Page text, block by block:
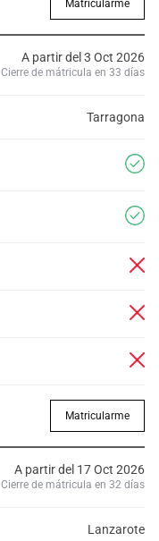
Matricularme
A partir del 3 Oct 2026
Cierre de mátricula en 33 días
Tarragona
Matricularme
A partir del 17 Oct 2026
Cierre de mátricula en 32 días
Lanzarote